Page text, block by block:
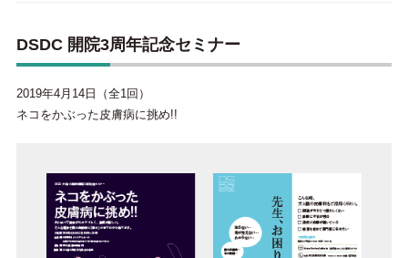
DSDC 開院3周年記念セミナー
2019年4月14日（全1回）
ネコをかぶった皮膚病に挑め!!